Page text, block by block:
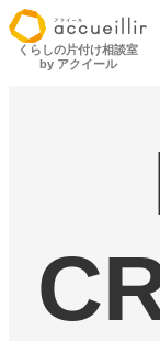
内
容くらしの片付け相談室
by アクイール